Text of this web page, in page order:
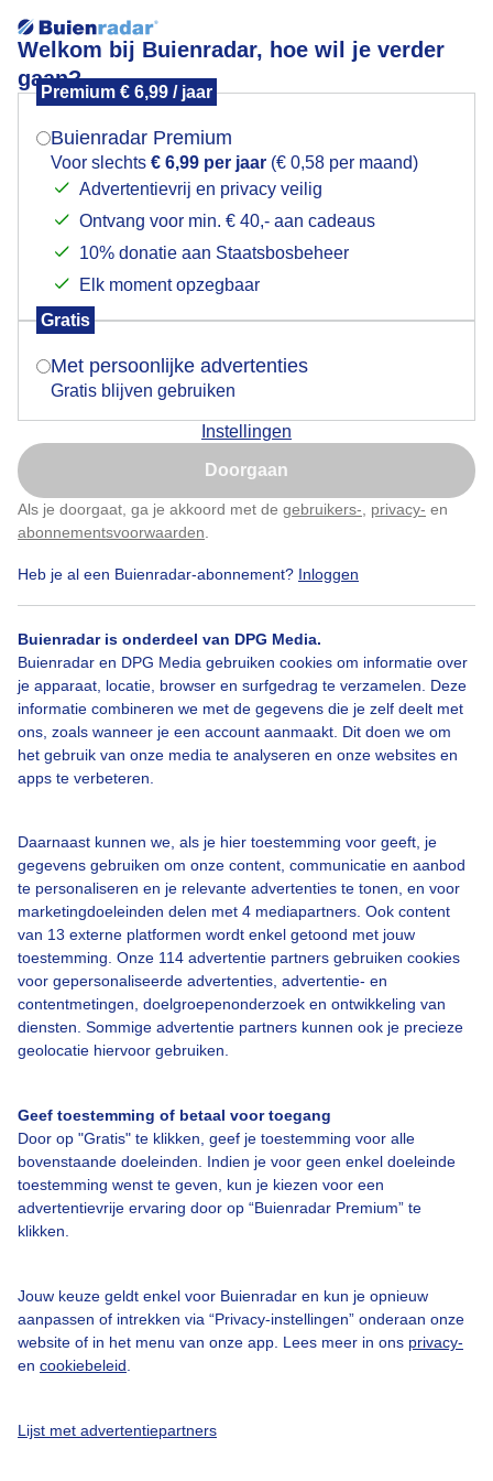
Welkom bij Buienradar, hoe wil je verder
gaan?
Premium € 6,99 / jaar
Buienradar Premium
Voor slechts € 6,99 per jaar (€ 0,58 per maand)
Advertentievrij en privacy veilig
Ontvang voor min. € 40,- aan cadeaus
10% donatie aan Staatsbosbeheer
Elk moment opzegbaar
Gratis
Met persoonlijke advertenties
Gratis blijven gebruiken
Instellingen
Doorgaan
Als je doorgaat, ga je akkoord met de gebruikers- privacy- en
abonnementsvoorwaarden
Heb je al een Buienradar-abonnement? Inloggen
Buienradar is onderdeel van DPG Media.
Buienradar en DPG Media gebruiken cookies om informatie over
je apparaat, locatie, browser en surfgedrag te verzamelen. Deze
informatie combineren we met de gegevens die je zelf deelt met
ons, zoals wanneer je een account aanmaakt. Dit doen we om
het gebruik van onze media te analyseren en onze websites en
apps te verbeteren.
Daarnaast kunnen we, als je hier toestemming voor geeft, je
gegevens gebruiken om onze content, communicatie en aanbod
te personaliseren en je relevante advertenties te tonen, en voor
marketingdoeleinden delen met 4 mediapartners. Ook content
van 13 externe platformen wordt enkel getoond met jouw
toestemming. Onze 114 advertentie partners gebruiken cookies
voor gepersonaliseerde advertenties, advertentie- en
contentmetingen, doelgroepenonderzoek en ontwikkeling van
diensten. Sommige advertentie partners kunnen ook je precieze
geolocatie hiervoor gebruiken.
Geef toestemming of betaal voor toegang
Door op "Gratis" te klikken, geef je toestemming voor alle
bovenstaande doeleinden. Indien je voor geen enkel doeleinde
toestemming wenst te geven, kun je kiezen voor een
advertentievrije ervaring door op “Buienradar Premium” te
klikken.
Jouw keuze geldt enkel voor Buienradar en kun je opnieuw
aanpassen of intrekken via “Privacy-instellingen” onderaan onze
website of in het menu van onze app. Lees meer in ons privacy-
en cookiebeleid
Lijst met advertentiepartners
Opklaringen
Door: René Gemaakt: 07-10-2025, 55x bekeken
Herfst Zon Wolken
Bekijk slideshow
Over Buienradar
Bedrijfsgegevens
Contact
Toegankelijkheid
Gebruikersvoorwaarden
Adverteren
Privacy beleid
Cookie beleid
Mogen we je locatie gebruiken voor het
Indien je hier nog geen akkoord op hebt gegeven,
verschijnt er zo een pop-up uit je browser waarin
Is goed, toon de popup
Nu niet, misschien later
Klik hierom dit aan te passen